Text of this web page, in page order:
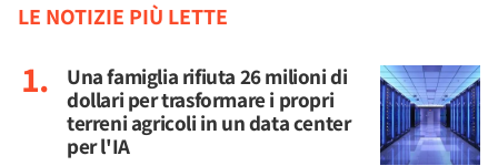
LE NOTIZIE PIÙ LETTE
Una famiglia rifiuta 26 milioni di
dollari per trasformare i propri
terreni agricoli in un data center
per l'IA